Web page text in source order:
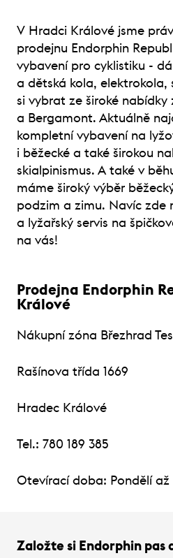
V Hradci Králové jsme
prodejnu Endorphin
vybavení pro cyklistiku -
a dětská kola, elektrokola,
si vybrat ze široké nabídky
a Bergamont. Aktuálně
kompletní vybavení na
i běžecké a také širokou
skialpinismus. A také v
máme široký výběr
podzim a zimu. Navíc zde
a lyžařský servis na
na vás!
Prodejna Endorphin
Králové
Nákupní zóna Březhrad
Rašínova třída 1669
Hradec Králové
Tel.: 780 189 385
Otevírací doba: Pondělí až
Založte si Endorphin pas